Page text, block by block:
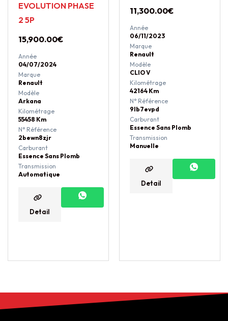
EVOLUTION PHASE
2 5P
15,900.00€
Année
04/07/2024
Marque
Renault
Modèle
Arkana
Kilométrage
55458 Km
N° Référence
2bewn8zjr
Carburant
Essence Sans Plomb
Transmission
Automatique
Detail
11,300.00€
Année
06/11/2023
Marque
Renault
Modèle
CLIO V
Kilométrage
42164 Km
N° Référence
9lb7evpd
Carburant
Essence Sans Plomb
Transmission
Manuelle
Detail